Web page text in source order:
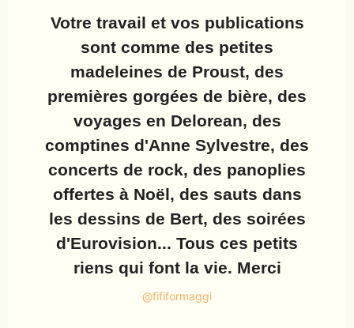
Votre travail et vos publications
sont comme des petites
madeleines de Proust, des
premières gorgées de bière, des
voyages en Delorean, des
comptines d'Anne Sylvestre, des
concerts de rock, des panoplies
offertes à Noël, des sauts dans
les dessins de Bert, des soirées
d'Eurovision... Tous ces petits
riens qui font la vie. Merci
@fififormaggi